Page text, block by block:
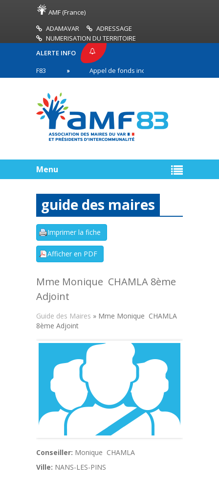
AMF (France)
ADAMAVAR
ADRESSAGE
NUMERISATION DU TERRITOIRE
ALERTE INFO
Appel de fonds incendies de forêt
première ligne
Menu
guide des maires
Mme Monique CHAMLA 8ème
Adjoint
Guide des Maires » Mme Monique CHAMLA
8ème Adjoint
Conseiller: Monique CHAMLA
Ville: NANS-LES-PINS